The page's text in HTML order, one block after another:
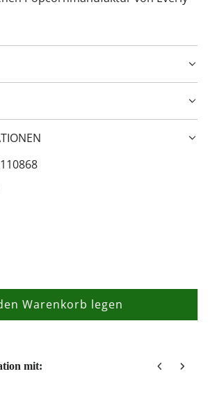
Warenkorb legen
L
mit:
Next buttons to navigate through product